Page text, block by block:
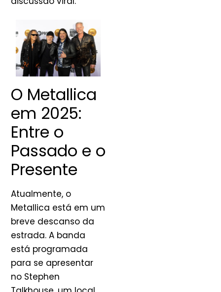
O Metallica
em 2025:
Entre o
Passado e o
Presente
Atualmente, o
Metallica está em um
breve descanso da
estrada. A banda
está programada
para se apresentar
no Stephen